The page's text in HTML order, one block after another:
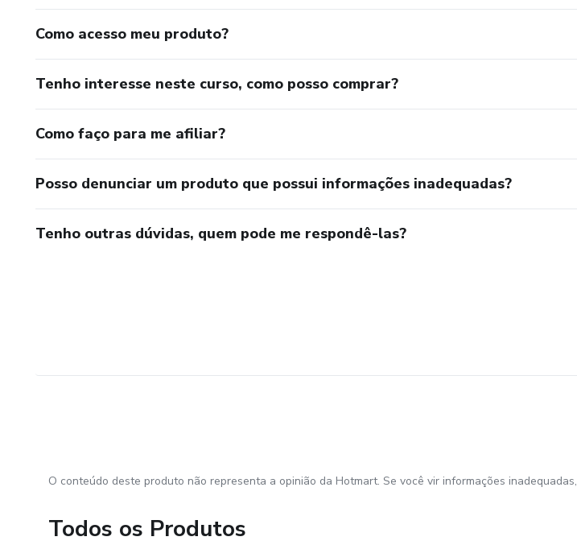
Como acesso meu produto?
Tenho interesse neste curso, como posso comprar?
Como faço para me afiliar?
Posso denunciar um produto que possui informações inadequadas?
Tenho outras dúvidas, quem pode me respondê-las?
O conteúdo deste produto não representa a opinião da Hotmart. Se você vir informações inadequadas,
Todos os Produtos